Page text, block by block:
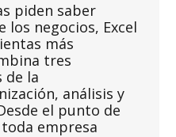
piden saber
los negocios, Excel
más
tres
de la
análisis y
el punto de
empresa